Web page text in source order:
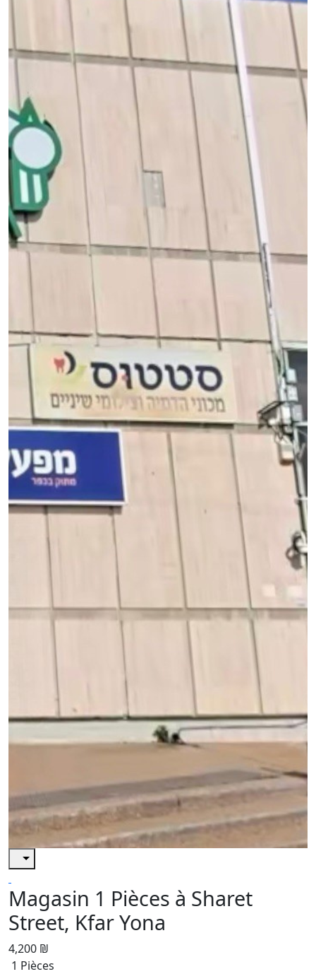
Magasin 1 Pièces à Sharet
Street, Kfar Yona
4,200 ₪
1 Pièces